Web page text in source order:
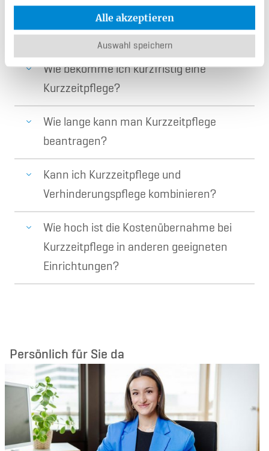
Alle akzeptieren
Auswahl speichern
Welchen Pflegegrad braucht man für
Kurzzeitpflege?
Wie bekomme ich kurzfristig eine
Kurzzeitpflege?
Wie lange kann man Kurzzeitpflege
beantragen?
Kann ich Kurzzeitpflege und
Verhinderungspflege kombinieren?
Wie hoch ist die Kostenübernahme bei
Kurzzeitpflege in anderen geeigneten
Einrichtungen?
Persönlich für Sie da